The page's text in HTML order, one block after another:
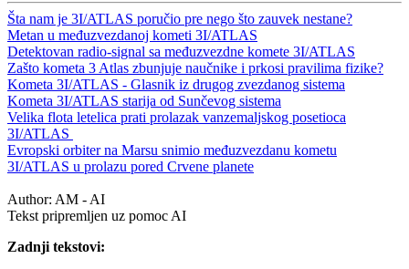
Šta nam je 3I/ATLAS poručio pre nego što zauvek nestane?
Metan u međuzvezdanoj kometi 3I/ATLAS
Detektovan radio-signal sa međuzvezdne komete 3I/ATLAS
Zašto kometa 3 Atlas zbunjuje naučnike i prkosi pravilima fizike?
Kometa 3I/ATLAS - Glasnik iz drugog zvezdanog sistema
Kometa 3I/ATLAS starija od Sunčevog sistema
Velika flota letelica prati prolazak vanzemaljskog posetioca
3I/ATLAS
Evropski orbiter na Marsu snimio međuzvezdanu kometu
3I/ATLAS u prolazu pored Crvene planete
Author: AM - AI
Tekst pripremljen uz pomoc AI
Zadnji tekstovi: